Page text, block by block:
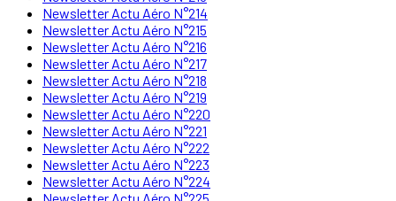
Newsletter Actu Aéro N°214
Newsletter Actu Aéro N°215
Newsletter Actu Aéro N°216
Newsletter Actu Aéro N°217
Newsletter Actu Aéro N°218
Newsletter Actu Aéro N°219
Newsletter Actu Aéro N°220
Newsletter Actu Aéro N°221
Newsletter Actu Aéro N°222
Newsletter Actu Aéro N°223
Newsletter Actu Aéro N°224